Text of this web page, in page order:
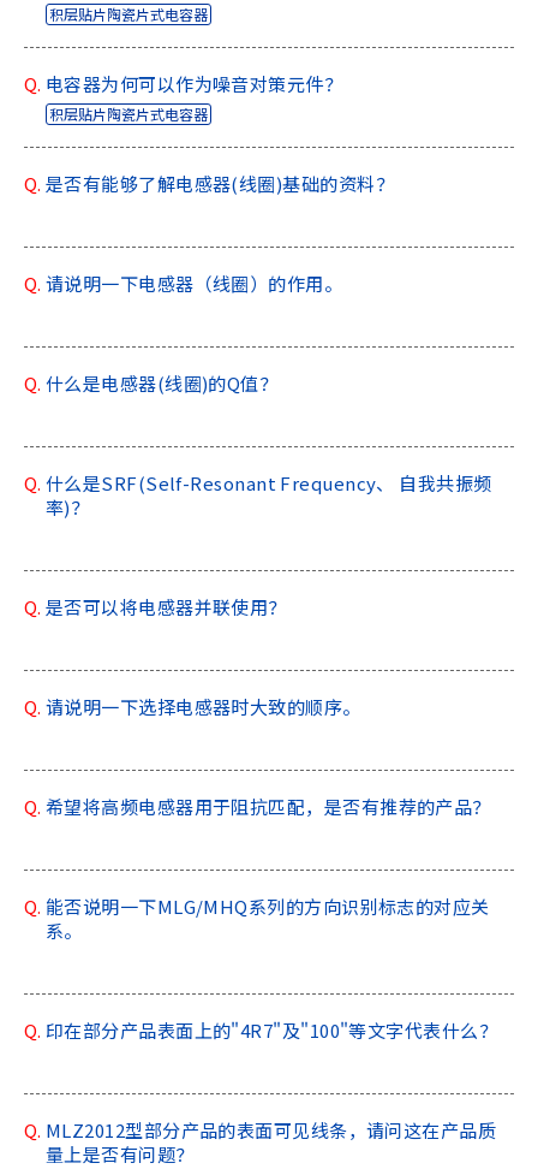
积层贴片陶瓷片式电容器
Q. 电容器为何可以作为噪音对策元件？
积层贴片陶瓷片式电容器
Q. 是否有能够了解电感器(线圈)基础的资料？
Q. 请说明一下电感器（线圈）的作用。
Q. 什么是电感器(线圈)的Q值？
Q. 什么是SRF(Self-Resonant Frequency、 自我共振频
率)？
Q. 是否可以将电感器并联使用？
Q. 请说明一下选择电感器时大致的顺序。
Q. 希望将高频电感器用于阻抗匹配，是否有推荐的产品？
Q. 能否说明一下MLG/MHQ系列的方向识别标志的对应关
系。
Q. 印在部分产品表面上的"4R7"及"100"等文字代表什么？
Q. MLZ2012型部分产品的表面可见线条，请问这在产品质
量上是否有问题？